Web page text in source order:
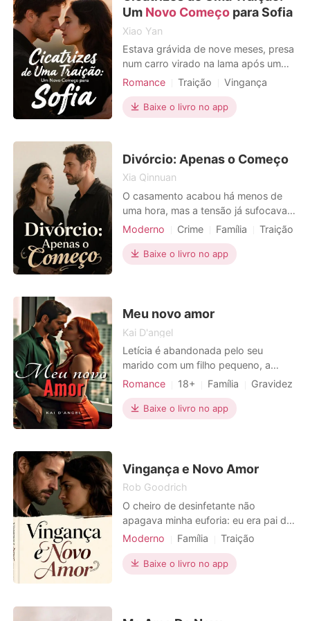
tanto desprezáv
Um Novo Começo para Sofia
Xiao Yan
Estava grávida de nove meses, presa
num carro virado na lama após um
deslizamento de terra, a lutar
filho. Quando a polícia me encontrou,
a minha última imagem foi o bebé ser
escurecer. Ao acordar, to
Romance Traição
Vingança
Gravidez
Divórcio
Baixe o livro no app
Divórcio: Apenas o Começo
Xia Qinnuan
O casamento acabou há menos de
uma hora, mas a tensão já sufocava o
ar na suíte presidencial. Diante dos
número absurdo: duzentos e
cinquenta mil reais, uma conta extra
Graça, com um sorriso venenoso,
Moderno Crime Família
Traição
Vingança
Divórcio
Baixe o livro no app
Meu novo amor
Kai D'angel
Letícia é abandonada pelo seu
marido com um filho pequeno, a
mesma sofre para criar seu filho
dificuldades, ela está se saindo bem.
Letícia acaba conhecendo Lucas, um
eles começam a se envolver. O que
será
Romance 18+ Família
Gravidez
Amor a primeira vista
Playboy
Encantador
Baixe o livro no app
Vingança e Novo Amor
Rob Goodrich
O cheiro de desinfetante não
apagava minha euforia: eu era pai de
gêmeos. Mas a alegria virou terror
Ricardo, um dos bebês não é seu
filho." Minha mãe desmaiou ao meu
Moderno Família
Traição
Vingança
Gravidez
Baixe o livro no app